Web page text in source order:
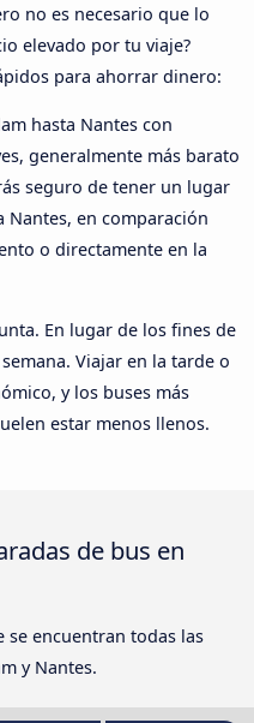
no es necesario que lo
elevado por tu viaje?
para ahorrar dinero:
hasta Nantes con
generalmente más barato
seguro de tener un lugar
Nantes, en comparación
o directamente en la
En lugar de los fines de
Viajar en la tarde o
y los buses más
estar menos llenos.
de bus en
se encuentran todas las
y Nantes.